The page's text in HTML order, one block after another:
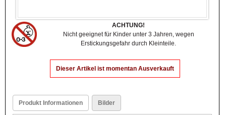
ACHTUNG!
Nicht geeignet für Kinder unter 3 Jahren, wegen
Erstickungsgefahr durch Kleinteile.
Dieser Artikel ist momentan Ausverkauft
Produkt Informationen Bilder